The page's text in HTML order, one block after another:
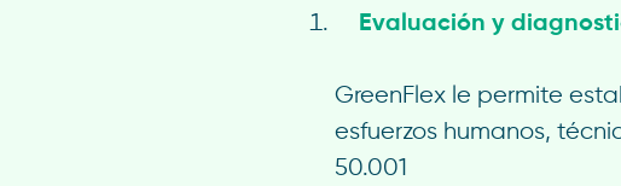
Evaluación y
GreenFlex le permite
esfuerzos humanos,
50.001